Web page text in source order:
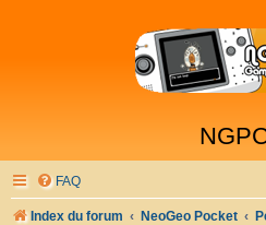
FAQ
Index du forum NeoGeo Pocket